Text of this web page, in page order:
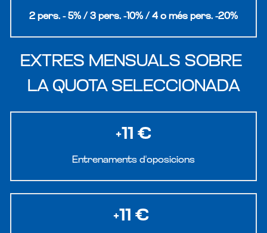
2 pers. - 5% / 3 pers. -10% / 4 o més pers. -20%
EXTRES MENSUALS SOBRE
LA QUOTA SELECCIONADA
+11 €
Entrenaments d'oposicions
+11 €